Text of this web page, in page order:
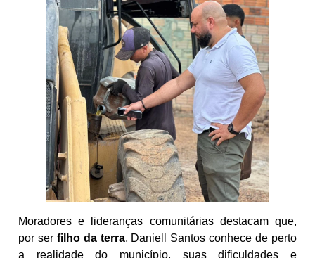
Moradores e lideranças comunitárias destacam que,
por ser filho da terra, Daniell Santos conhece de perto
a realidade do município, suas dificuldades e